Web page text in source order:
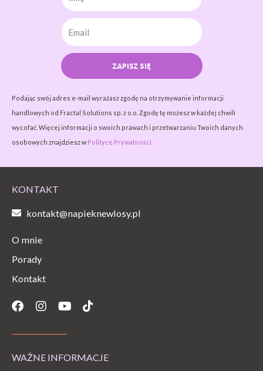
ZAPISZ SIĘ
Podając swój adres e-mail wyrażasz zgodę na otrzymywanie informacji
handlowych od Fractal Solutions sp. z o.o. Zgodę tę możesz w każdej chwili
wycofać. Więcej informacji o swoich prawach i przetwarzaniu Twoich danych
osobowych znajdziesz w Polityce Prywatności.
KONTAKT
kontakt@napieknewlosy.pl
O mnie
Porady
Kontakt
Facebook
Instagram
YoutubeTiktok
WAŻNE INFORMACJE